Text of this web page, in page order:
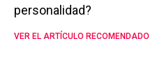
personalidad?
VER EL ARTÍCULO RECOMENDADO